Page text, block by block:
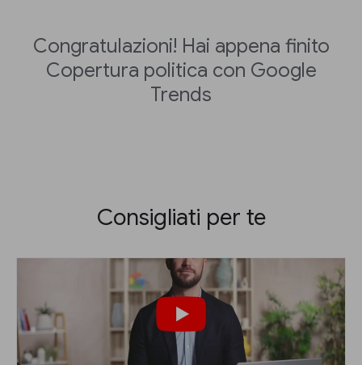
Congratulazioni! Hai appena finito
Copertura politica con Google
Trends
Consigliati per te